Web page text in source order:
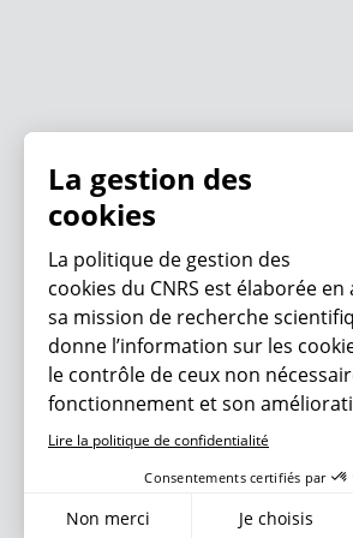
La gestion des
cookies
La politique de gestion des
cookies du CNRS est élaborée
sa mission de recherche
donne l’information sur les
le contrôle de ceux non
fonctionnement et son
Lire la politique de confidentialité
Consentements certifiés par
Non merci Je choisis